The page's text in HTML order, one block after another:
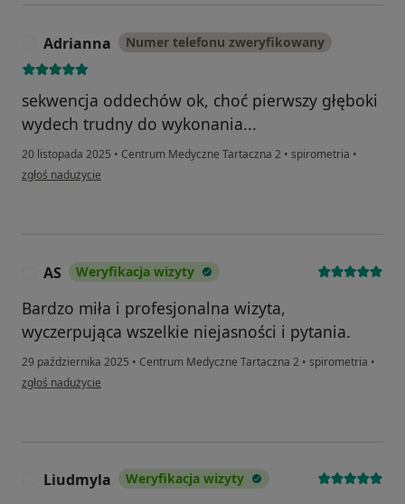
Adrianna Numer telefonu zweryfikowany
sekwencja oddechów ok, choć pierwszy głęboki
wydech trudny do wykonania...
20 listopada 2025 • Centrum Medyczne Tartaczna 2 • spirometria •
w opinii użytkownika Adrianna
zgłoś nadużycie
AS Weryfikacja wizyty
Bardzo miła i profesjonalna wizyta,
wyczerpująca wszelkie niejasności i pytania.
29 października 2025 • Centrum Medyczne Tartaczna 2 • spirometria •
w opinii użytkownika AS
zgłoś nadużycie
Liudmyla Weryfikacja wizyty